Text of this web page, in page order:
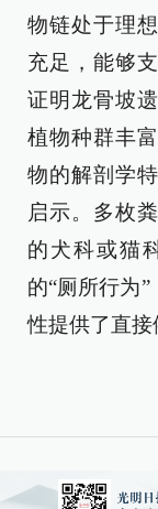
物链处于理
充足，能够
证明龙骨坡
植物种群丰
物的解剖学
启示。多枚
的犬科或猫
的“厕所行为
性提供了直接